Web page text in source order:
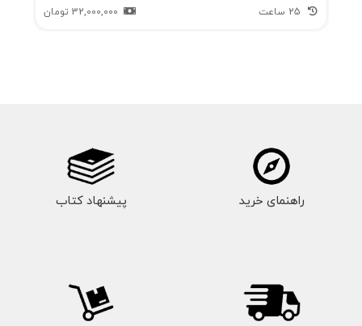
32,000,000 تومان
راهنمای خرید پیشنهاد کتاب